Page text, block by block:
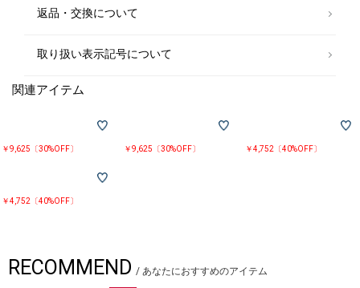
ーム感のあるボトムスと好相性。
-------------------------------------
伸縮性：有
水洗い：可
【スタッフ着用コメント】
サイズ感：身幅・袖幅は体にフィットするサイズ感。着丈は腰下くらいで
※EC限定レーベルのため、店舗での展開はございません。
返品・交換について
取り扱い表示記号について
関連アイテム
￥9,625〔30%OFF〕 ￥9,625〔30%OFF〕 ￥4,752〔40%OFF〕
￥4,752〔40%OFF〕
RECOMMEND / あなたにおすすめのアイテム